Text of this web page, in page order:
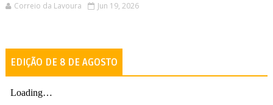
Correio da Lavoura Jun 19, 2026
EDIÇÃO DE 8 DE AGOSTO